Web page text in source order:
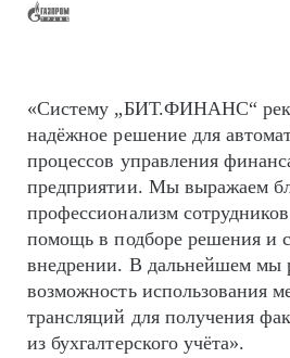
«Систему „БИТ.ФИНАНС“
надёжное решение для
процессов управления
предприятии. Мы выражаем
профессионализм
помощь в подборе решения и
внедрении. В дальнейшем мы
возможность использования
трансляций для получения
из бухгалтерского учёта».